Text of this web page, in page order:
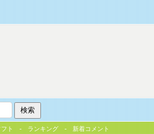
ト ランキング 新着コメント